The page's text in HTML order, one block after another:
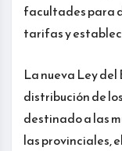
facultades para
tarifas y
La nueva Ley
distribución de
destinado a las
las provinciales,